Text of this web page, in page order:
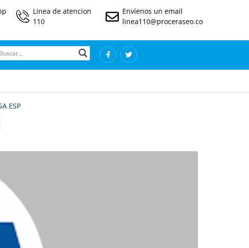
Linea de atencion
110
Envíenos un email
linea110@proceraseo.co
ESP